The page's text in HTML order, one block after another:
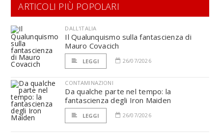
ARTICOLI PIÙ POPOLARI
DALL'ITALIA
Il Qualunquismo sulla fantascienza di
Mauro Covacich
LEGGI 26/07/2026
CONTAMINAZIONI
Da qualche parte nel tempo: la
fantascienza degli Iron Maiden
LEGGI 26/07/2026